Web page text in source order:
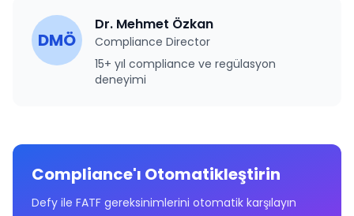
DMÖ
Dr. Mehmet Özkan
Compliance Director
15+ yıl compliance ve regülasyon
deneyimi
Compliance'ı Otomatikleştirin
Defy ile FATF gereksinimlerini otomatik karşılayın